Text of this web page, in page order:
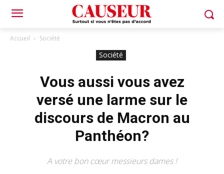
Accueil Société
Société
Vous aussi vous avez
versé une larme sur le
discours de Macron au
Panthéon?
A votre bon cœur messieurs dames !